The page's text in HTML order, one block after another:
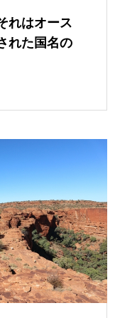
れはオース
れた国名の